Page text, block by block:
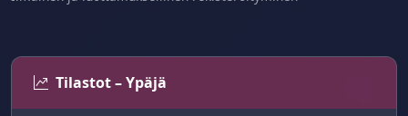
Tilastot – Ypäjä